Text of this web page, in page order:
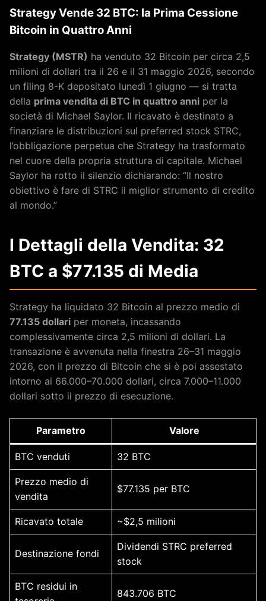
Strategy Vende 32 BTC: la Prima Cessione
Bitcoin in Quattro Anni
Strategy (MSTR) ha venduto 32 Bitcoin per circa 2,5
milioni di dollari tra il 26 e il 31 maggio 2026, secondo
un filing 8-K depositato lunedì 1 giugno — si tratta
della prima vendita di BTC in quattro anni per la
società di Michael Saylor. Il ricavato è destinato a
finanziare le distribuzioni sul preferred stock STRC,
l’obbligazione perpetua che Strategy ha trasformato
nel cuore della propria struttura di capitale. Michael
Saylor ha rotto il silenzio dichiarando: “Il nostro
obiettivo è fare di STRC il miglior strumento di credito
al mondo.”
I Dettagli della Vendita: 32
BTC a $77.135 di Media
Strategy ha liquidato 32 Bitcoin al prezzo medio di
77.135 dollari per moneta, incassando
complessivamente circa 2,5 milioni di dollari. La
transazione è avvenuta nella finestra 26–31 maggio
2026, con il prezzo di Bitcoin che si è poi assestato
intorno ai 66.000–70.000 dollari, circa 7.000–11.000
dollari sotto il prezzo di esecuzione.
Parametro Valore
BTC venduti 32 BTC
Prezzo medio di
vendita
$77.135 per BTC
Ricavato totale ~$2,5 milioni
Destinazione fondi
Dividendi STRC preferred
stock
BTC residui in
843.706 BTC